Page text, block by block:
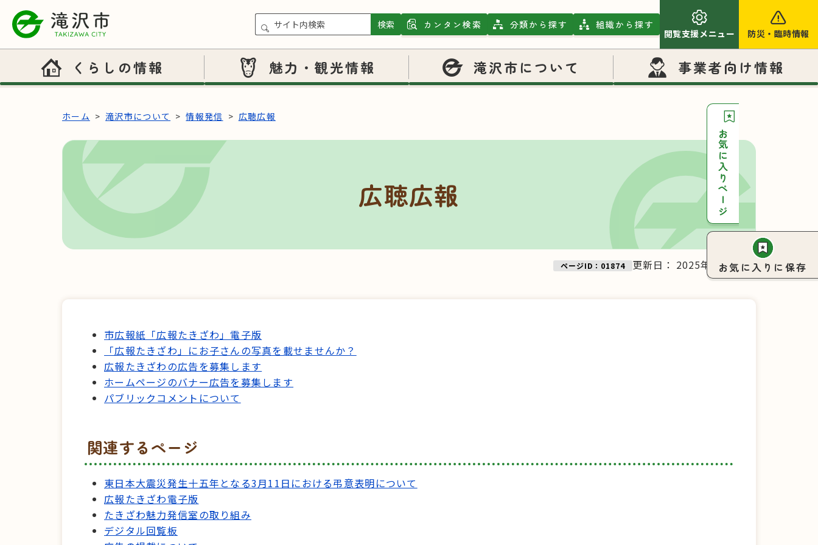
本文へスキップ
検索 カンタン検索 分類から探す 組織から探す
閲覧支援メニュー 防災 ・ 臨時情報
くらしの情報 魅力・観光情報 滝沢市について 事業者向け情報
お気に入りページ
お気に入りに保存
ホーム 滝沢市について 情報発信 広聴広報
広聴広報
ページID：01874 更新日： 2025年06月03日
市広報紙「広報たきざわ」電子版
「広報たきざわ」にお子さんの写真を載せませんか？
広報たきざわの広告を募集します
ホームページのバナー広告を募集します
パブリックコメントについて
関連するページ
東日本大震災発生十五年となる3月11日における弔意表明について
広報たきざわ電子版
たきざわ魅力発信室の取り組み
デジタル回覧板